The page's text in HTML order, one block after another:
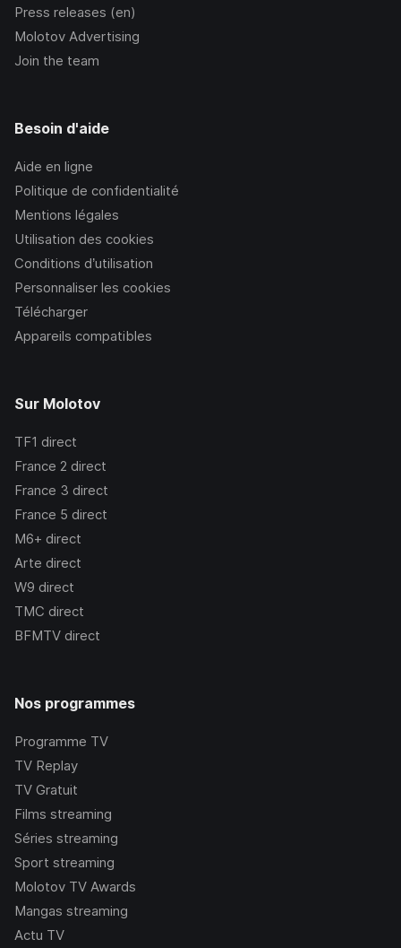
Press releases (en)
Molotov Advertising
Join the team
Besoin d'aide
Aide en ligne
Politique de confidentialité
Mentions légales
Utilisation des cookies
Conditions d’utilisation
Personnaliser les cookies
Télécharger
Appareils compatibles
Sur Molotov
TF1 direct
France 2 direct
France 3 direct
France 5 direct
M6+ direct
Arte direct
W9 direct
TMC direct
BFMTV direct
Nos programmes
Programme TV
TV Replay
TV Gratuit
Films streaming
Séries streaming
Sport streaming
Molotov TV Awards
Mangas streaming
Actu TV